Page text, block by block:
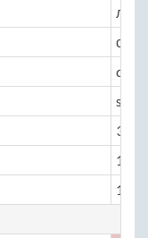
spirit
3.0
1988
1995